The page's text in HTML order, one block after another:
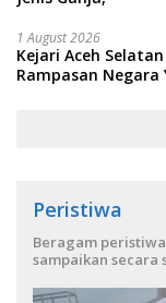
1 August 2026
Kejari Aceh
Rampasan
Peristiwa
Beragam
sampaikan